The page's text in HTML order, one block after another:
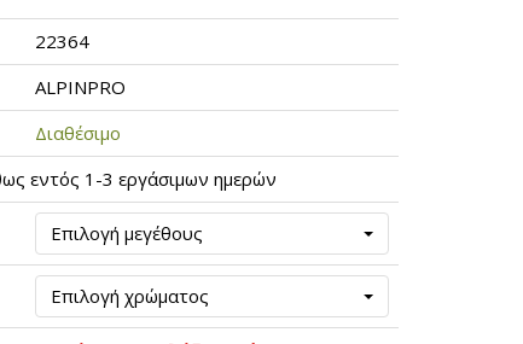
22364
ALPINPRO
Διαθέσιμο
εντός 1-3 εργάσιμων ημερών
Επιλογή μεγέθους
Επιλογή χρώματος